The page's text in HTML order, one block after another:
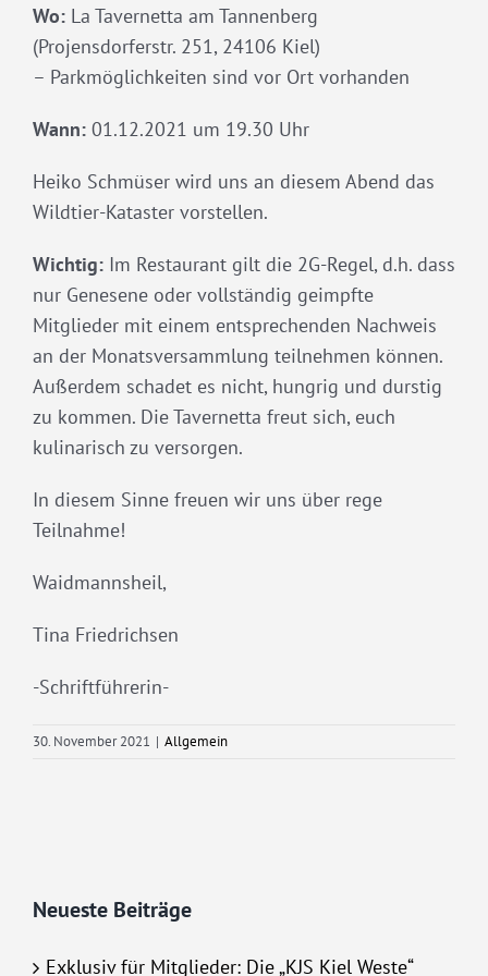
Wo: La Tavernetta am Tannenberg
(Projensdorferstr. 251, 24106 Kiel)
– Parkmöglichkeiten sind vor Ort vorhanden
Wann: 01.12.2021 um 19.30 Uhr
Heiko Schmüser wird uns an diesem Abend das
Wildtier-Kataster vorstellen.
Wichtig: Im Restaurant gilt die 2G-Regel, d.h. dass
nur Genesene oder vollständig geimpfte
Mitglieder mit einem entsprechenden Nachweis
an der Monatsversammlung teilnehmen können.
Außerdem schadet es nicht, hungrig und durstig
zu kommen. Die Tavernetta freut sich, euch
kulinarisch zu versorgen.
In diesem Sinne freuen wir uns über rege
Teilnahme!
Waidmannsheil,
Tina Friedrichsen
-Schriftführerin-
30. November 2021 | Allgemein
Neueste Beiträge
Exklusiv für Mitglieder: Die „KJS Kiel Weste“